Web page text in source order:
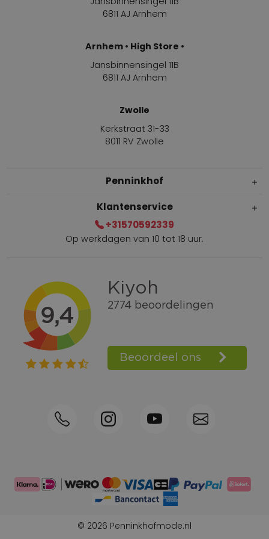
6811 AJ Arnhem
Arnhem • High Store •
Jansbinnensingel 11B
6811 AJ Arnhem
Zwolle
Kerkstraat 31-33
8011 RV Zwolle
Penninkhof
Gratis verzending vanaf € 100,=
Bel +31570592339
Spaarpunten
Shop the Look
Telefonisch bestellen ook mogelijk
Klantenservice
+31570592339
Op werkdagen van 10 tot 18 uur.
© 2026 Penninkhofmode.nl